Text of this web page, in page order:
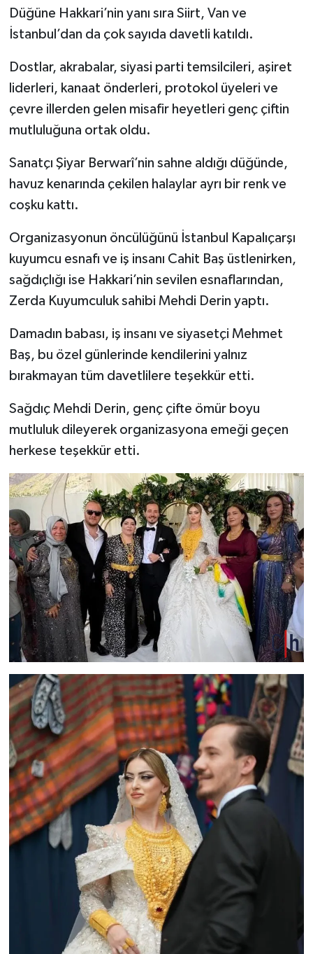
Düğüne Hakkari’nin yanı sıra Siirt, Van ve
İstanbul’dan da çok sayıda davetli katıldı.
Dostlar, akrabalar, siyasi parti temsilcileri, aşiret
liderleri, kanaat önderleri, protokol üyeleri ve
çevre illerden gelen misafir heyetleri genç çiftin
mutluluğuna ortak oldu.
Sanatçı Şiyar Berwarî’nin sahne aldığı düğünde,
havuz kenarında çekilen halaylar ayrı bir renk ve
coşku kattı.
Organizasyonun öncülüğünü İstanbul Kapalıçarşı
kuyumcu esnafı ve iş insanı Cahit Baş üstlenirken,
sağdıçlığı ise Hakkari’nin sevilen esnaflarından,
Zerda Kuyumculuk sahibi Mehdi Derin yaptı.
Damadın babası, iş insanı ve siyasetçi Mehmet
Baş, bu özel günlerinde kendilerini yalnız
bırakmayan tüm davetlilere teşekkür etti.
Sağdıç Mehdi Derin, genç çifte ömür boyu
mutluluk dileyerek organizasyona emeği geçen
herkese teşekkür etti.
SAĞLIK
SPOR
TARİH
YAŞAM